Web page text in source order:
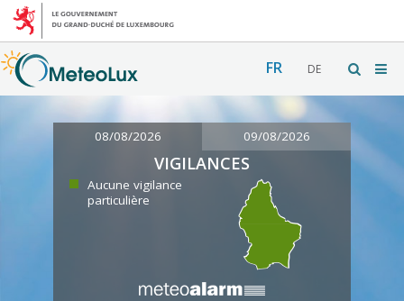
FR DE
08/08/2026 09/08/2026
VIGILANCES
Aucune vigilance
particulière